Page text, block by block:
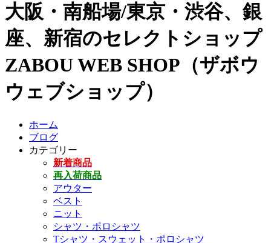
大阪・南船場/東京・渋谷、銀
座、新宿のセレクトショップ
ZABOU WEB SHOP（ザボウ
ウェブショップ）
ホーム
ブログ
カテゴリー
新着商品
再入荷商品
アウター
ベスト
ニット
シャツ・ポロシャツ
Tシャツ・スウェット・ポロシャツ